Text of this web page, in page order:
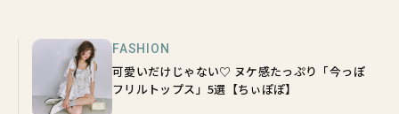
FASHION
可愛いだけじゃない♡ ヌケ感たっぷり「今っぽ
フリルトップス」5選【ちぃぽぽ】